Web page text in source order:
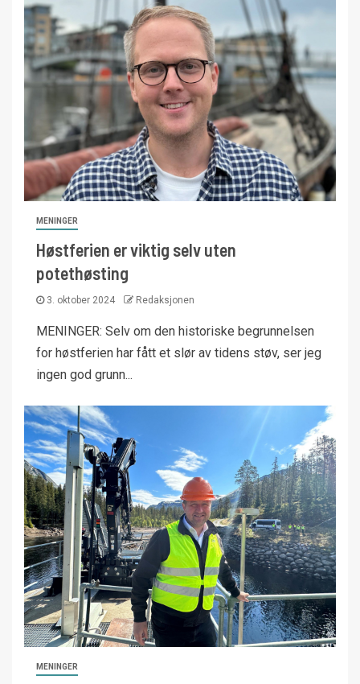
MENINGER
Høstferien er viktig selv uten
potethøsting
3. oktober 2024 Redaksjonen
MENINGER: Selv om den historiske begrunnelsen
for høstferien har fått et slør av tidens støv, ser jeg
ingen god grunn...
MENINGER